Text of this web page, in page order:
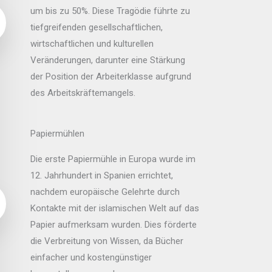
um bis zu 50%. Diese Tragödie führte zu
tiefgreifenden gesellschaftlichen,
wirtschaftlichen und kulturellen
Veränderungen, darunter eine Stärkung
der Position der Arbeiterklasse aufgrund
des Arbeitskräftemangels.
Papiermühlen
Die erste Papiermühle in Europa wurde im
12. Jahrhundert in Spanien errichtet,
nachdem europäische Gelehrte durch
Kontakte mit der islamischen Welt auf das
Papier aufmerksam wurden. Dies förderte
die Verbreitung von Wissen, da Bücher
einfacher und kostengünstiger